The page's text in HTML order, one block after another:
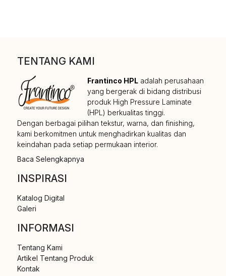
TENTANG KAMI
Frantinco HPL adalah perusahaan
yang bergerak di bidang distribusi
produk High Pressure Laminate
(HPL) berkualitas tinggi.
Dengan berbagai pilihan tekstur, warna, dan finishing,
kami berkomitmen untuk menghadirkan kualitas dan
keindahan pada setiap permukaan interior.
Baca Selengkapnya
INSPIRASI
Katalog Digital
Galeri
INFORMASI
Tentang Kami
Artikel Tentang Produk
Kontak